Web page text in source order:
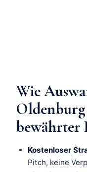
Wie
bewährter
Kostenloser
Pitch, keine